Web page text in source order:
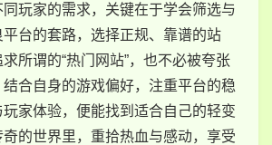
玩家的需求，关键在于学会筛选与
台的套路，选择正规、靠谱的站
所谓的“热门网站”，也不必被夸张
合自身的游戏偏好，注重平台的稳
家体验，便能找到适合自己的轻变
的世界里，重拾热血与感动，享受